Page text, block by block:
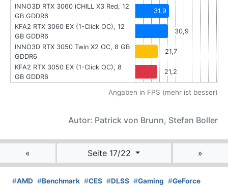
INNO3D RTX 3060 iCHILL X3 Red, 12
GB GDDR6
31,9
KFA2 RTX 3060 EX (1-Click OC), 12
GB GDDR6
30,9
INNO3D RTX 3050 Twin X2 OC, 8 GB
GDDR6
21,7
KFA2 RTX 3050 EX (1-Click OC), 8
GB GDDR6
21,2
Angaben in FPS (mehr ist besser)
Autor: Patrick von Brunn, Stefan Boller
« Seite 17/22 »
#AMD #Benchmark #CES #DLSS #Gaming #GeForce